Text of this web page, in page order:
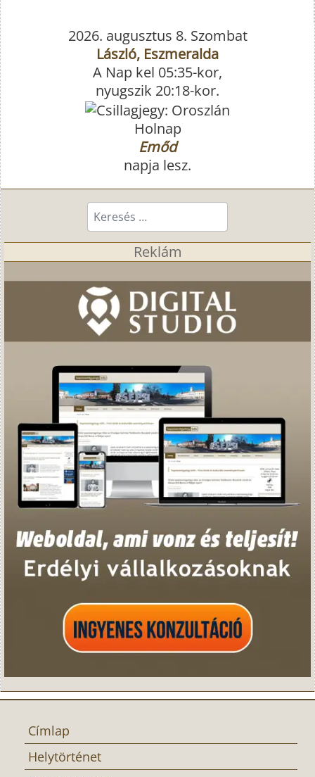
2026. augusztus 8. Szombat
László, Eszmeralda
A Nap kel 05:35-kor,
nyugszik 20:18-kor.
Holnap
Emőd
napja lesz.
Keresés...
Reklám
Címlap
Helytörténet